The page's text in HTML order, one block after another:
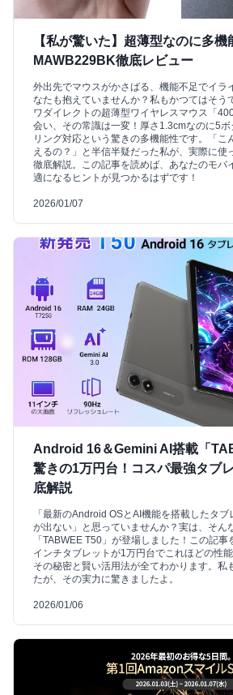
【私が驚いた】超薄型なのに多
MAWB229BK徹底レビュー
外出先でマウスがかさばる、機能不足でイ
なたも抱えていませんか？私もかつてはそう
ワダイレクトの超薄型ワイヤレスマウス「
会い、その常識は一変！厚さ1.3cmなのに5
リング対応という驚きの多機能性です。「こ
えるの？」と半信半疑だった私が、実際に使
徹底解説。この記事を読めば、あなたのモバ
適になるヒントが見つかるはずです！
2026/01/07
Android 16＆Gemini AI搭載「
驚きの1万円台！コスパ最強タブ
底解説
「最新のAndroid OSとAI機能を搭載したタ
が出ない」と思っていませんか？実は、そん
「TABWEE T50」が登場しました！この記
インチタブレットが1万円台でこれほどの性能
その秘密と賢い活用法が全てわかります。私
たが、その実力に驚きましたよ。
2026/01/06